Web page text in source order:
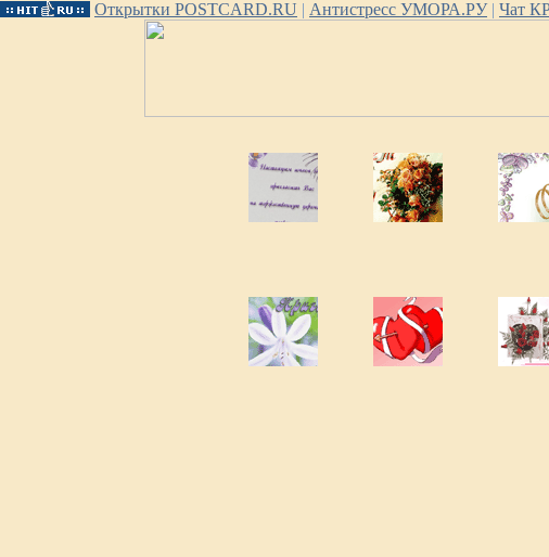
Открытки POSTCARD.RU | Антистресс УМОРА.РУ| Чат